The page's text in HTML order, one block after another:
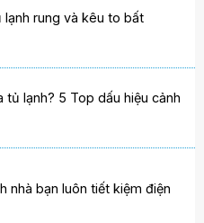
rung và kêu to bất
tủ lạnh? 5 Top dấu hiệu cảnh
nhà bạn luôn tiết kiệm điện